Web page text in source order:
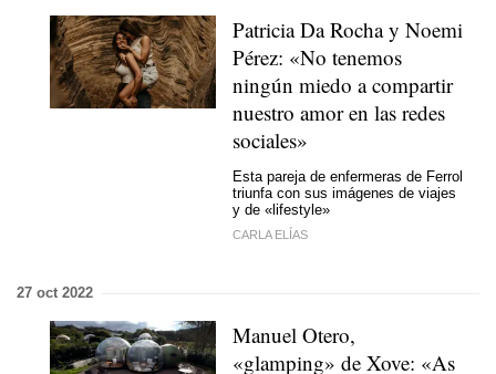
Patricia Da Rocha y Noemi
Pérez: «No tenemos
ningún miedo a compartir
nuestro amor en las redes
sociales»
Esta pareja de enfermeras de Ferrol
triunfa con sus imágenes de viajes
y de «lifestyle»
CARLA ELÍAS
27 oct 2022
Manuel Otero,
«glamping» de Xove: «As